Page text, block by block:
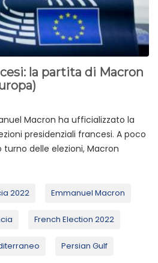
la partita di Macron
Macron ha ufficializzato la
presidenziali francesi. A poco
delle elezioni, Macron
2022 Emmanuel Macron
French Election 2022
Persian Gulf